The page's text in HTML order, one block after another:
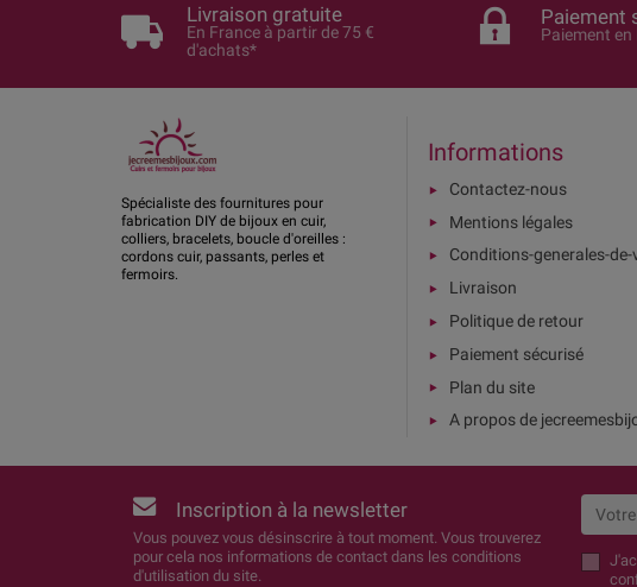
Livraison gratuite
En France à partir de 75 €
d'achats*
Paiement
Paiement en
Spécialiste des fournitures pour
fabrication DIY de bijoux en cuir,
colliers, bracelets, boucle d'oreilles :
cordons cuir, passants, perles et
fermoirs.
Informations
Contactez-nous
Mentions légales
Conditions-generales-de-
Livraison
Politique de retour
Paiement sécurisé
Plan du site
A propos de
Inscription à la newsletter
Vous pouvez vous désinscrire à tout moment. Vous trouverez
pour cela nos informations de contact dans les conditions
d'utilisation du site.